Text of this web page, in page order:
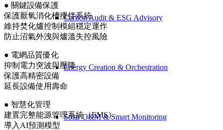
Carbon Audit & ESG Advisory
Energy Creation & Orchestration
Solar O&M & Smart Monitoring
● 關鍵設備保護
保護厭氧消化槽攪拌系統
維持焚化爐控制模組穩定運作
防止沼氣外洩與爐溫失控風險
● 電網品質優化
抑制電力突波與壓降
保護高精密設備
延長設備使用壽命
● 智慧化管理
建置完整能源管理系統（EMS）
導入AI預測模型